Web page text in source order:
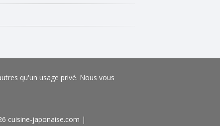
qu'un usage privé. Nous vous
cuisine-japonaise.com |